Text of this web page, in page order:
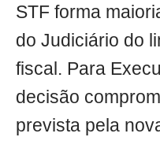
STF forma
do Judiciário do
fiscal. Para
decisão
prevista pela